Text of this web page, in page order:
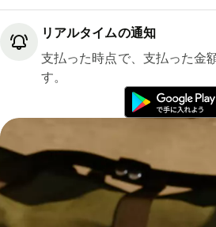
リアルタイムの通知
支払った時点で、支払った金
す。